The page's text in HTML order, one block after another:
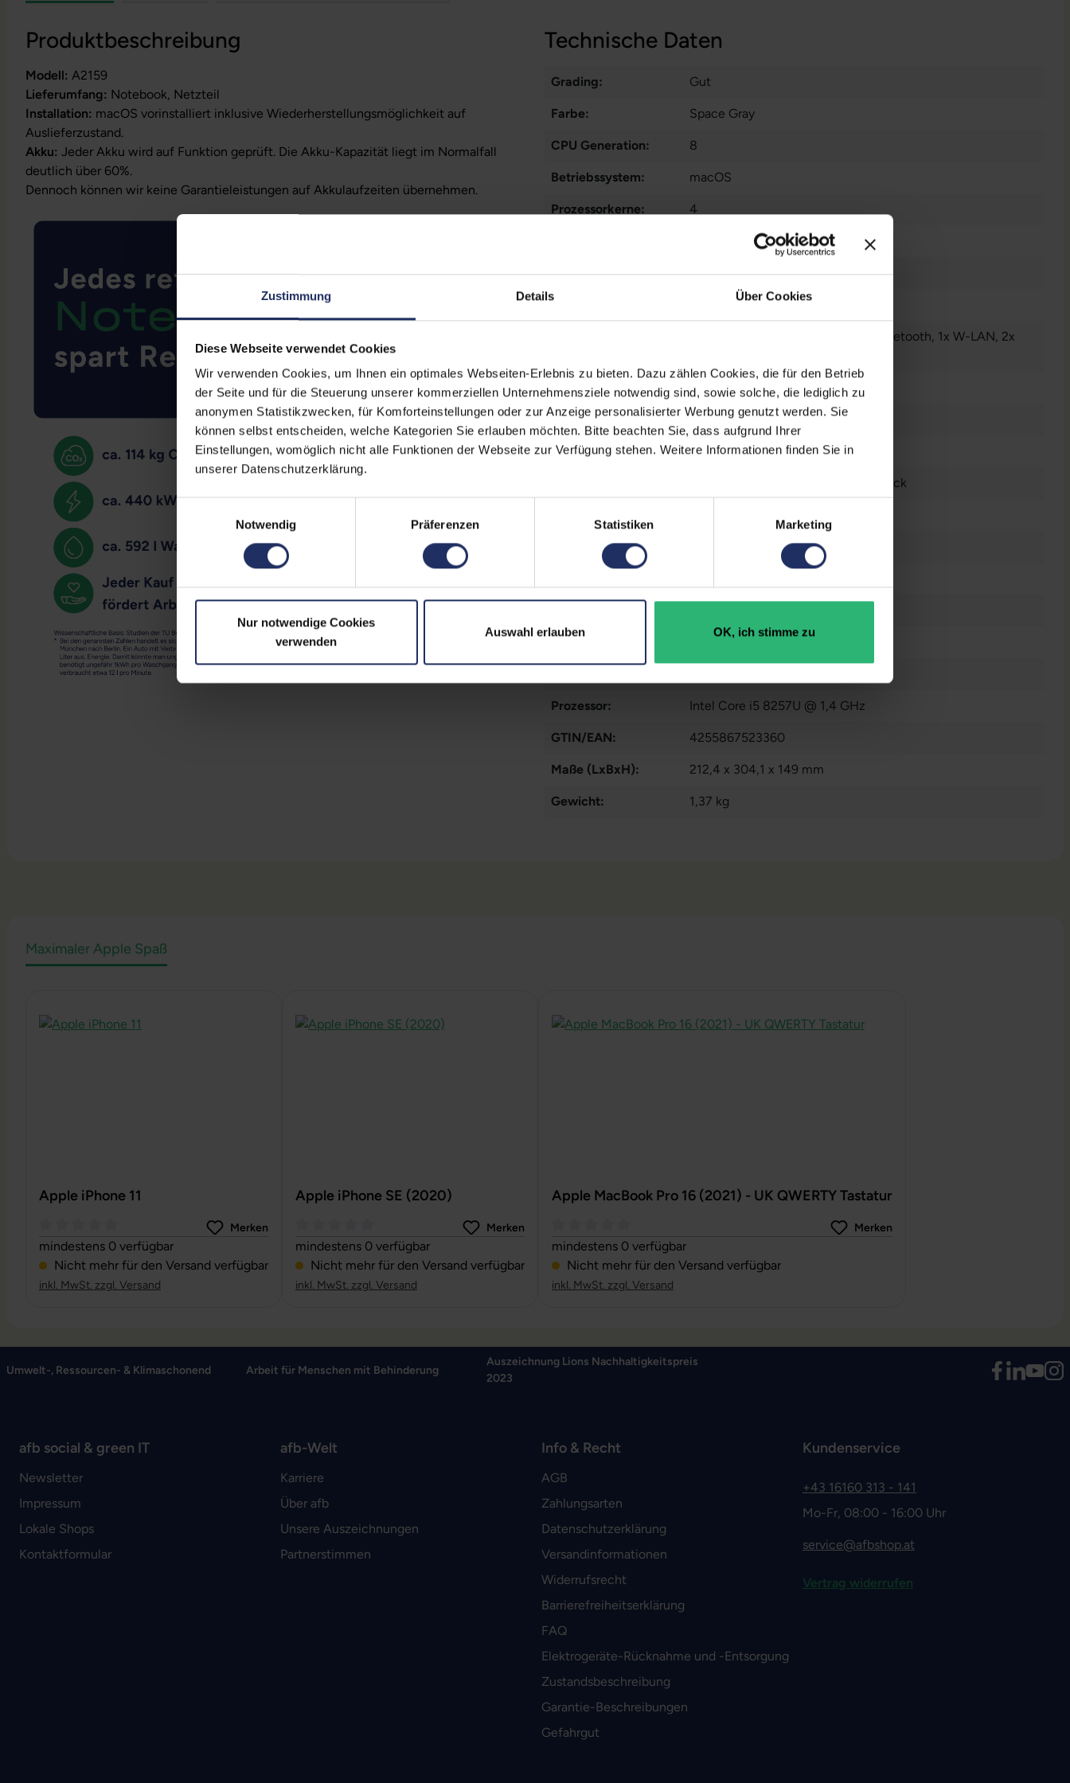
Zustimmung Details Über Cookies
Diese Webseite verwendet Cookies
Wir verwenden Cookies, um Ihnen ein optimales Webseiten-Erlebnis zu bieten. Dazu zählen Cookies, die für den Betrieb
der Seite und für die Steuerung unserer kommerziellen Unternehmensziele notwendig sind, sowie solche, die lediglich zu
anonymen Statistikzwecken, für Komforteinstellungen oder zur Anzeige personalisierter Werbung genutzt werden. Sie
können selbst entscheiden, welche Kategorien Sie erlauben möchten. Bitte beachten Sie, dass aufgrund Ihrer
Einstellungen, womöglich nicht alle Funktionen der Webseite zur Verfügung stehen. Weitere Informationen finden Sie in
unserer Datenschutzerklärung.
Notwendig
Präferenzen Statistiken Marketing
Nur notwendige Cookies
verwenden
Auswahl erlauben OK, ich stimme zu
Produktbeschreibung
Modell: A2159
Lieferumfang: Notebook, Netzteil
Installation: macOS vorinstalliert inklusive Wiederherstellungsmöglichkeit auf
Auslieferzustand.
Akku: Jeder Akku wird auf Funktion geprüft. Die Akku-Kapazität liegt im Normalfall
deutlich über 60%.
Dennoch können wir keine Garantieleistungen auf Akkulaufzeiten übernehmen.
Technische Daten
Grading: Gut
Farbe: Space Gray
CPU Generation: 8
Betriebssystem: macOS
Prozessorkerne: 4
Glänzendes Display
Webcam: Ja
Tastaturbeleuchtung:
, 1x Bluetooth, 1x W-LAN, 2x
Displaygröße: 13,3 Zoll
LTE: Nein
Displayauflösung: 2560 x 1600 Retina
Deutsch (QWERTZ) ohne Ziffernblock
Fingerprintreader:
Datenspeicher: 256 GB SSD
Prozessor: Intel Core i5 8257U @ 1,4 GHz
GTIN/EAN: 4255867523360
Maße (LxBxH): 212,4 x 304,1 x 149 mm
Gewicht: 1,37 kg
Maximaler Apple Spaß
Apple iPhone 11
Durchschnittliche Bewertung von 0 von 5 Sternen
Merken
mindestens 0 verfügbar
Nicht mehr für den Versand verfügbar
inkl. MwSt. zzgl. Versand
Apple iPhone SE (2020)
Durchschnittliche Bewertung von 0 von 5 Sternen
Merken
mindestens 0 verfügbar
Nicht mehr für den Versand verfügbar
inkl. MwSt. zzgl. Versand
Apple MacBook Pro 16 (2021) - UK QWERTY Tastatur
Durchschnittliche Bewertung von 0 von 5 Sternen
Merken
mindestens 0 verfügbar
Nicht mehr für den Versand verfügbar
inkl. MwSt. zzgl. Versand
Umwelt-, Ressourcen- & Klimaschonend Arbeit für Menschen mit Behinderung
Auszeichnung Lions Nachhaltigkeitspreis
2023
afb social & green IT
Newsletter
Impressum
Lokale Shops
Kontaktformular
afb-Welt
Karriere
Über afb
Unsere Auszeichnungen
Partnerstimmen
Info & Recht
AGB
Zahlungsarten
Datenschutzerklärung
Versandinformationen
Widerrufsrecht
Barrierefreiheitserklärung
FAQ
Elektrogeräte-Rücknahme und -Entsorgung
Zustandsbeschreibung
Garantie-Beschreibungen
Gefahrgut
Kundenservice
+43 16160 313 - 141
Mo-Fr, 08:00 - 16:00 Uhr
service@afbshop.at
Vertrag widerrufen